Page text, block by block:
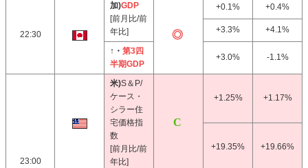
22:30
加)GDP
[前月比/前
年比]
+0.1% +0.4%
+3.3% +4.1%
↑・ 第3四
半期GDP
+3.0% -1.1%
23:00
米)S＆P/
ケース・
シラー住
宅価格指
数
[前月比/前
年比]
+1.25% +1.17%
+19.35% +19.66%